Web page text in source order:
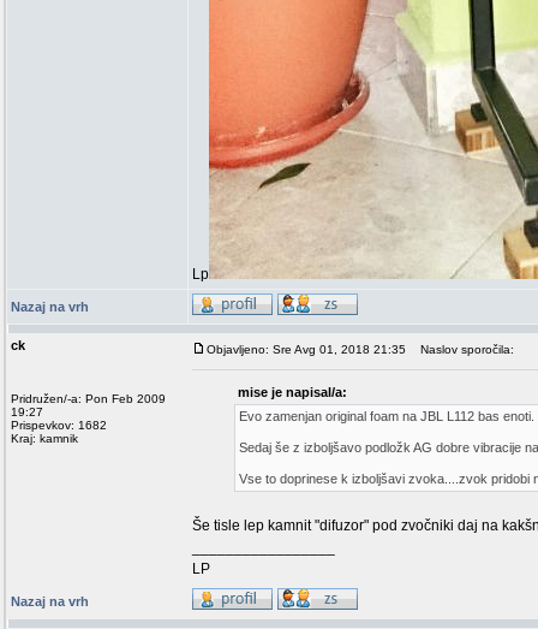
Lp
Nazaj na vrh
ck
Pridružen/-a: Pon Feb 2009
19:27
Prispevkov: 1682
Kraj: kamnik
Objavljeno: Sre Avg 01, 2018 21:35 Naslov sporočila:
mise je napisal/a:
Evo zamenjan original foam na JBL L112 bas
Sedaj še z izboljšavo podložk AG dobre vibracije
Vse to doprinese k izboljšavi zvoka....zvok pridobi
Še tisle lep kamnit "difuzor" pod zvočniki daj na
LP
Nazaj na vrh